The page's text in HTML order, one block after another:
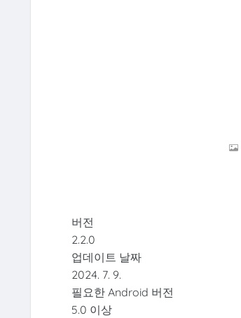
버전
2.2.0
업데이트 날짜
2024. 7. 9.
필요한 Android 버전
5.0 이상